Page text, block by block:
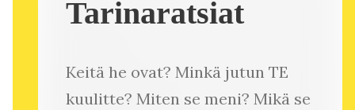
Tarinaratsiat
Keitä he ovat? Minkä jutun TE
kuulitte? Miten se meni? Mikä se